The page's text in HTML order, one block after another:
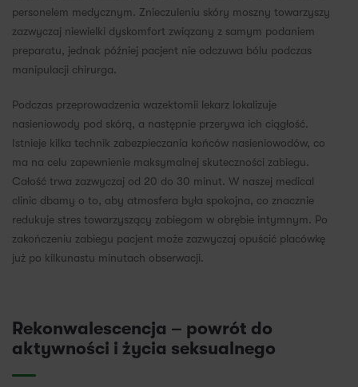
personelem medycznym. Znieczuleniu skóry moszny towarzyszy
zazwyczaj niewielki dyskomfort związany z samym podaniem
preparatu, jednak później pacjent nie odczuwa bólu podczas
manipulacji chirurga.
Podczas przeprowadzenia wazektomii lekarz lokalizuje
nasieniowody pod skórą, a następnie przerywa ich ciągłość.
Istnieje kilka technik zabezpieczania końców nasieniowodów, co
ma na celu zapewnienie maksymalnej skuteczności zabiegu.
Całość trwa zazwyczaj od 20 do 30 minut. W naszej medical
clinic dbamy o to, aby atmosfera była spokojna, co znacznie
redukuje stres towarzyszący zabiegom w obrębie intymnym. Po
zakończeniu zabiegu pacjent może zazwyczaj opuścić placówkę
już po kilkunastu minutach obserwacji.
Rekonwalescencja – powrót do
aktywności i życia seksualnego